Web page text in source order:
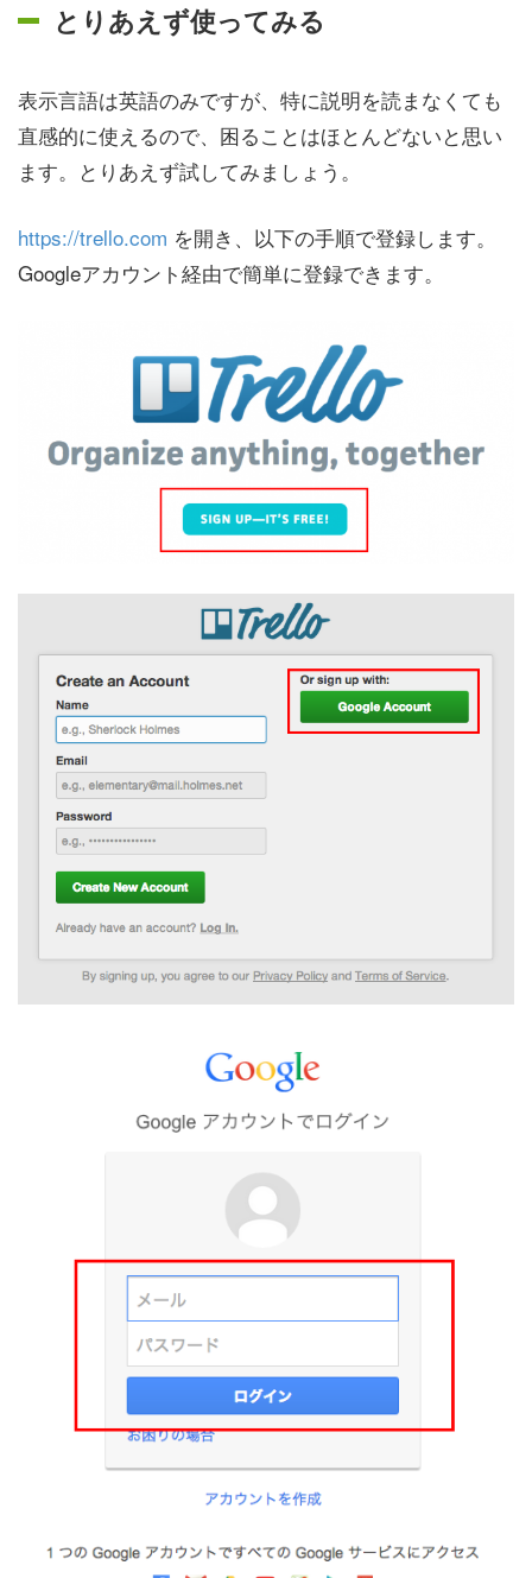
とりあえず使ってみる
表示言語は英語のみですが、特に説明を読まなくても
直感的に使えるので、困ることはほとんどないと思い
ます。とりあえず試してみましょう。
https://trello.com を開き、以下の手順で登録します。
Googleアカウント経由で簡単に登録できます。